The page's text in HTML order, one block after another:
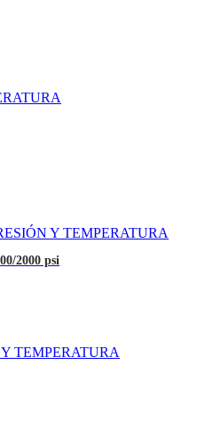
Y TEMPERATURA
2000 psi
TEMPERATURA